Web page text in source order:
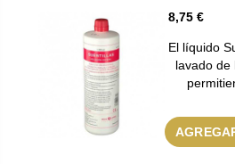
8,75 €
El líquido
lavado de